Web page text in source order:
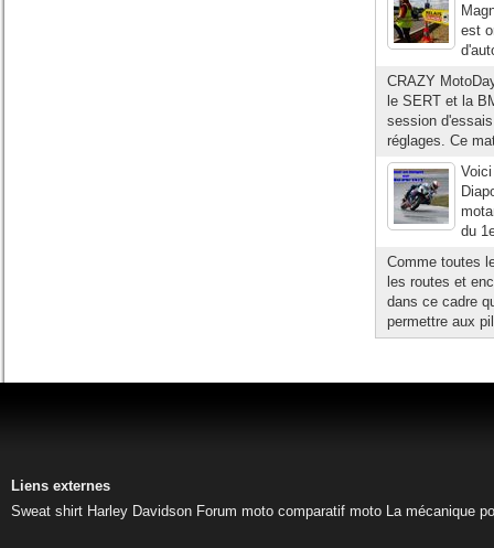
est
CRAZY
le SERT et la
session
réglages. Ce
du
Comme toutes
les routes et
dans ce cadre
permettre aux
Liens externes
Sweat shirt Harley Davidson Forum moto comparatif moto La mécanique